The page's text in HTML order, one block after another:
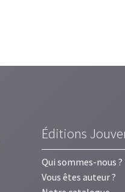
Éditions
Qui sommes-nous ?
Vous êtes auteur ?